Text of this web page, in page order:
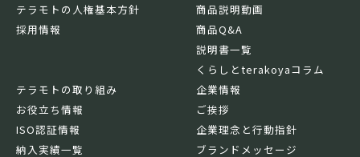
テラモトの人権基本方針
採用情報
商品説明動画
商品Q&A
説明書一覧
くらしとterakoyaコラム
テラモトの取り組み
お役立ち情報
ISO認証情報
納入実績一覧
企業情報
ご挨拶
企業理念と行動指針
ブランドメッセージ